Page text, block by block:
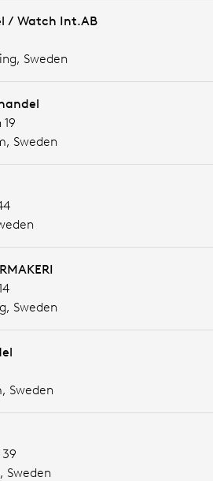
/ Watch Int.AB
Sweden
Sweden
Sweden
Sweden
Sweden